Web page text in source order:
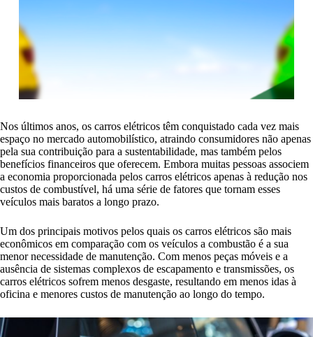
Nos últimos anos, os carros elétricos têm conquistado cada vez mais
espaço no mercado automobilístico, atraindo consumidores não apenas
pela sua contribuição para a sustentabilidade, mas também pelos
benefícios financeiros que oferecem. Embora muitas pessoas associem
a economia proporcionada pelos carros elétricos apenas à redução nos
custos de combustível, há uma série de fatores que tornam esses
veículos mais baratos a longo prazo.
Um dos principais motivos pelos quais os carros elétricos são mais
econômicos em comparação com os veículos a combustão é a sua
menor necessidade de manutenção. Com menos peças móveis e a
ausência de sistemas complexos de escapamento e transmissões, os
carros elétricos sofrem menos desgaste, resultando em menos idas à
oficina e menores custos de manutenção ao longo do tempo.